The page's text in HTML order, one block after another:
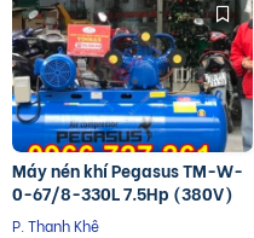
Máy nén khí Pegasus TM-W-
0-67/8-330L 7.5Hp (380V)
P. Thanh Khê